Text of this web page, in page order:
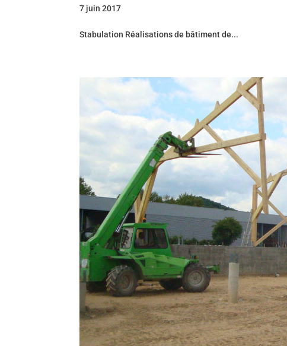
7 juin 2017
Stabulation Réalisations de bâtiment de...